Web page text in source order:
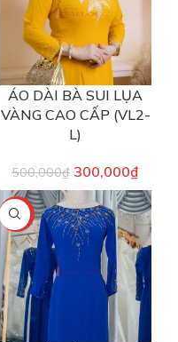
ÁO DÀI BÀ SUI LỤA
VÀNG CAO CẤP (VL2-
L)
500,000₫ 300,000₫
-40%